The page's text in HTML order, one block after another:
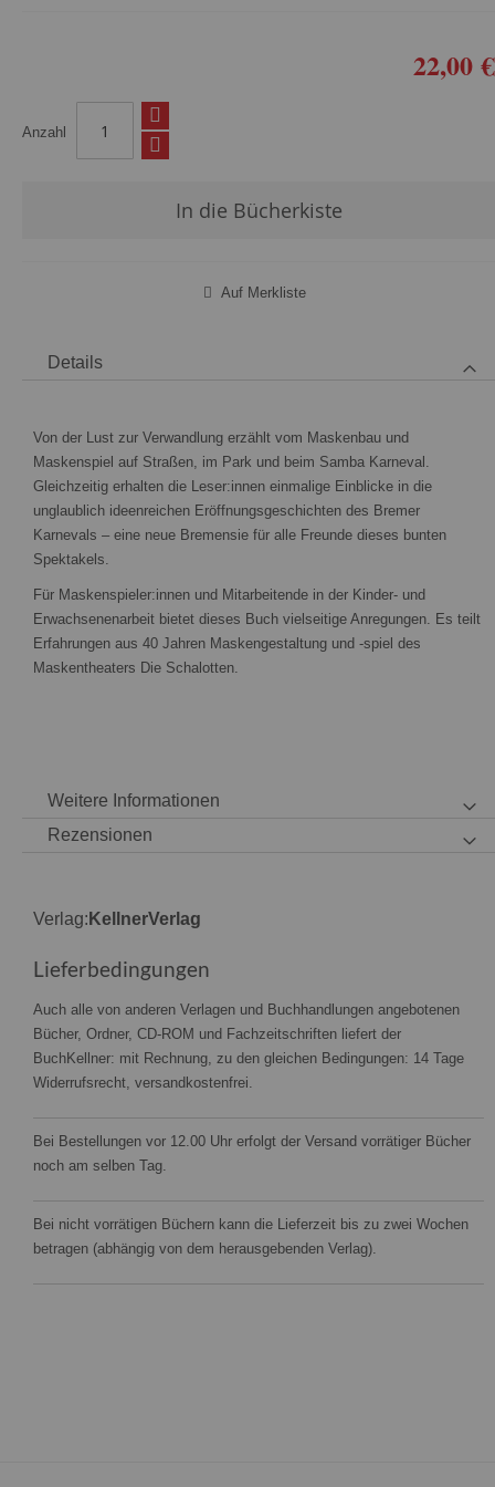
22,00 €
Anzahl
In die Bücherkiste
Auf Merkliste
Details
Von der Lust zur Verwandlung erzählt vom Maskenbau und
Maskenspiel auf Straßen, im Park und beim Samba Karneval.
Gleichzeitig erhalten die Leser:innen einmalige Einblicke in die
unglaublich ideenreichen Eröffnungsgeschichten des Bremer
Karnevals – eine neue Bremensie für alle Freunde dieses bunten
Spektakels.
Für Maskenspieler:innen und Mitarbeitende in der Kinder- und
Erwachsenenarbeit bietet dieses Buch vielseitige Anregungen. Es teilt
Erfahrungen aus 40 Jahren Maskengestaltung und -spiel des
Maskentheaters Die Schalotten.
Weitere Informationen
Rezensionen
Verlag:KellnerVerlag
Lieferbedingungen
Auch alle von anderen Verlagen und Buchhandlungen angebotenen
Bücher, Ordner, CD-ROM und Fachzeitschriften liefert der
BuchKellner: mit Rechnung, zu den gleichen Bedingungen: 14 Tage
Widerrufsrecht, versandkostenfrei.
Bei Bestellungen vor 12.00 Uhr erfolgt der Versand vorrätiger Bücher
noch am selben Tag.
Bei nicht vorrätigen Büchern kann die Lieferzeit bis zu zwei Wochen
betragen (abhängig von dem herausgebenden Verlag).